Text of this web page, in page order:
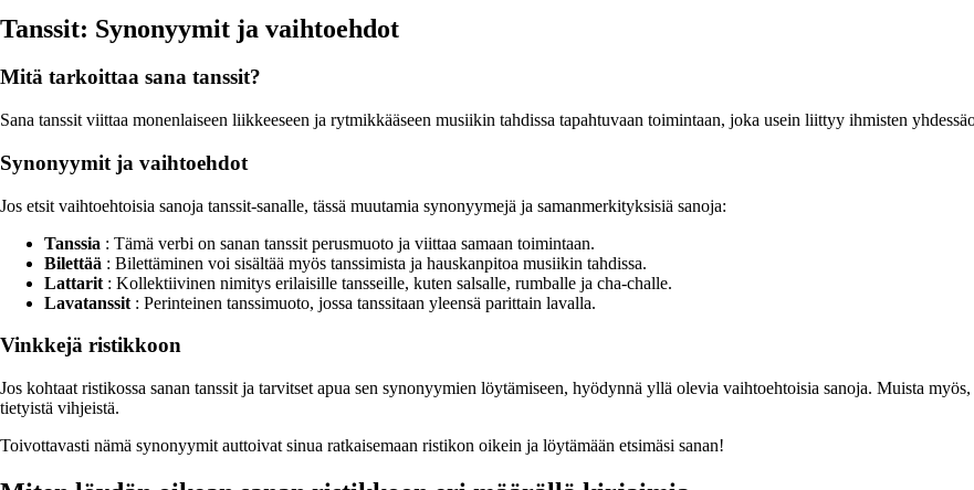
Tanssit: Synonyymit ja vaihtoehdot
Mitä tarkoittaa sana tanssit?
Sana tanssit viittaa monenlaiseen liikkeeseen ja rytmikkääseen musiikin tahdissa tapahtuvaan toimintaan, joka usein liittyy ihmisten
Synonyymit ja vaihtoehdot
Jos etsit vaihtoehtoisia sanoja tanssit-sanalle, tässä muutamia synonyymejä ja samanmerkityksisiä sanoja:
Tanssia : Tämä verbi on sanan tanssit perusmuoto ja viittaa samaan toimintaan.
Bilettää : Bilettäminen voi sisältää myös tanssimista ja hauskanpitoa musiikin tahdissa.
Lattarit : Kollektiivinen nimitys erilaisille tansseille, kuten salsalle, rumballe ja cha-challe.
Lavatanssit : Perinteinen tanssimuoto, jossa tanssitaan yleensä parittain lavalla.
Vinkkejä ristikkoon
Jos kohtaat ristikossa sanan tanssit ja tarvitset apua sen synonyymien löytämiseen, hyödynnä yllä olevia vaihtoehtoisia sanoja. Muista
tietyistä vihjeistä.
Toivottavasti nämä synonyymit auttoivat sinua ratkaisemaan ristikon oikein ja löytämään etsimäsi sanan!